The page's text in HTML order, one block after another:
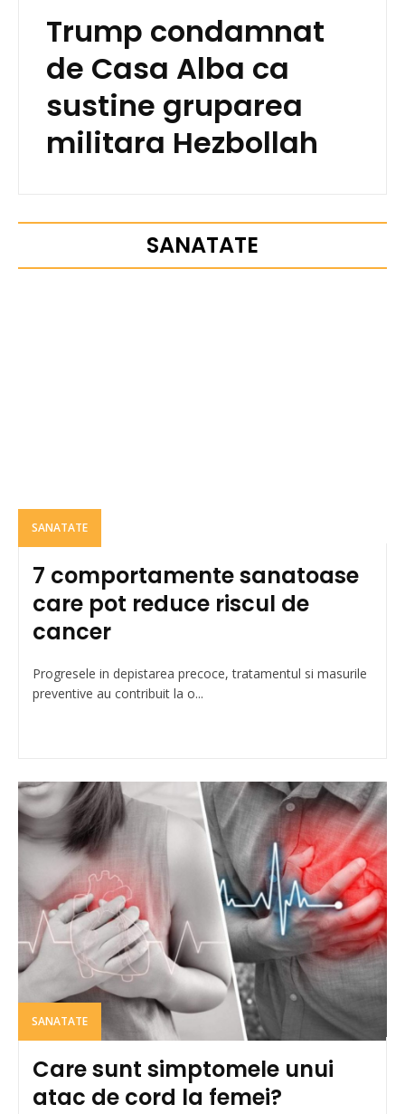
Trump condamnat
de Casa Alba ca
sustine gruparea
militara Hezbollah
SANATATE
SANATATE
7 comportamente sanatoase
care pot reduce riscul de
cancer
Progresele in depistarea precoce, tratamentul si masurile
preventive au contribuit la o...
SANATATE
Care sunt simptomele unui
atac de cord la femei?